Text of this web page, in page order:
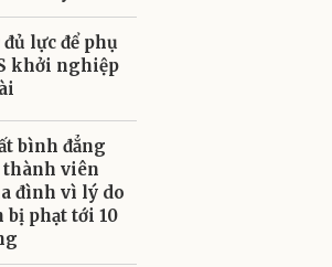
lực để phụ
khởi nghiệp
bình đẳng
thành viên
đình vì lý do
phạt tới 10